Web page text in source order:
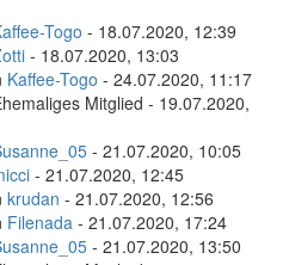
Togo - 18.07.2020, 12:39
- 18.07.2020, 13:03
Kaffee-Togo - 24.07.2020, 11:17
Mitglied - 19.07.2020,
- 21.07.2020, 10:05
- 21.07.2020, 12:45
krudan - 21.07.2020, 12:56
Filenada - 21.07.2020, 17:24
- 21.07.2020, 13:50